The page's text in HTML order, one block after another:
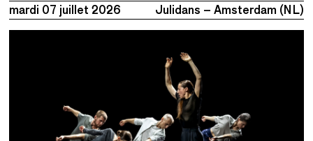
mardi 07 juillet 2026
Julidans – Amsterdam (NL)